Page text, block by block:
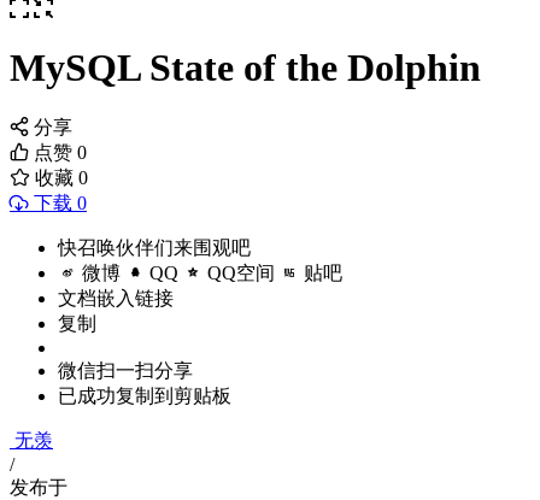
MySQL State of the Dolphin
分享
点赞 0
收藏 0
下载 0
快召唤伙伴们来围观吧
微博 QQ QQ空间 贴吧
文档嵌入链接
复制
微信扫一扫分享
已成功复制到剪贴板
无羡
/
发布于